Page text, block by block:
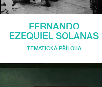
FERNANDO
EZEQUIEL SOLANAS
TEMATICKÁ PŘÍLOHA